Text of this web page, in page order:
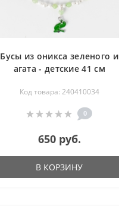
Бусы из оникса зеленого и
агата - детские 41 см
Код товара: 240410034
0
650 руб.
В КОРЗИНУ